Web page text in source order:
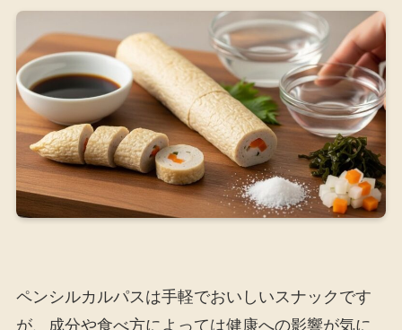
ペンシルカルパスは手軽でおいしいスナックです
が、成分や食べ方によっては健康への影響が気に